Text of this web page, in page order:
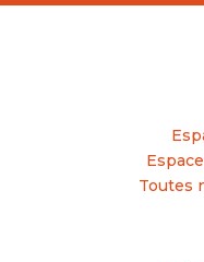
Toutes